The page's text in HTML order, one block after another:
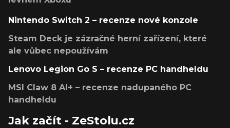
Nintendo Switch 2 – recenze nové konzole
Steam Deck je zázračné herní zařízení, které
ale vůbec nepoužívám
Lenovo Legion Go S – recenze PC handheldu
MSI Claw 8 AI+ – recenze nadupaného PC
handheldu
Jak začít - ZeStolu.cz